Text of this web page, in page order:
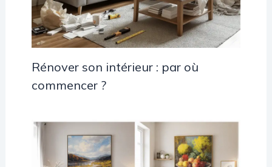
Rénover son intérieur : par où
commencer ?